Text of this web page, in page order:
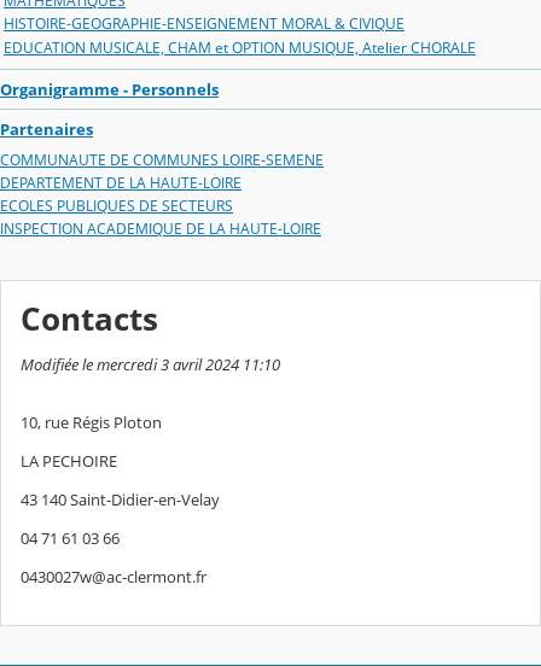
HISTOIRE-GEOGRAPHIE-ENSEIGNEMENT MORAL & CIVIQUE
EDUCATION MUSICALE, CHAM et OPTION MUSIQUE, Atelier CHORALE
Organigramme - Personnels
Partenaires
COMMUNAUTE DE COMMUNES LOIRE-SEMENE
DEPARTEMENT DE LA HAUTE-LOIRE
ECOLES PUBLIQUES DE SECTEURS
INSPECTION ACADEMIQUE DE LA HAUTE-LOIRE
Contacts
Modifiée le mercredi 3 avril 2024 11:10
10, rue Régis Ploton
LA PECHOIRE
43 140 Saint-Didier-en-Velay
04 71 61 03 66
0430027w@ac-clermont.fr